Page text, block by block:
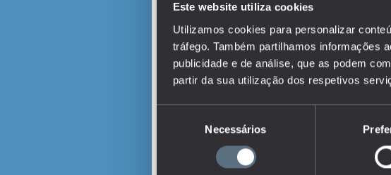
Este website utiliza cookies
Utilizamos cookies para personalizar
tráfego. Também partilhamos informações
publicidade e de análise, que as podem
partir da sua utilização dos respetivos
consentimento
Necessários
Descrição:
O indicador representa o Coeficiente de
distribuição. Assume valores entre 0
e 1 (quando todo o rendimento se